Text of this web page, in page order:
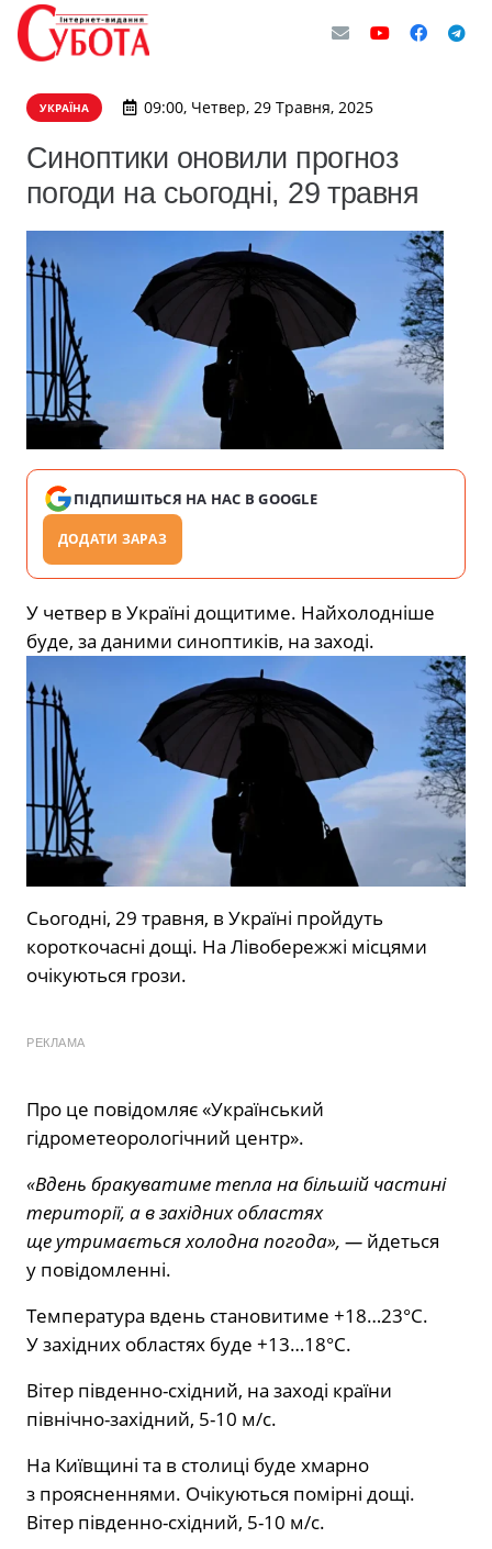
УКРАЇНА 09:00, Четвер, 29 Травня, 2025
Синоптики оновили прогноз
погоди на сьогодні, 29 травня
ПІДПИШІТЬСЯ НА НАС В GOOGLE
ДОДАТИ ЗАРАЗ
У четвер в Україні дощитиме. Найхолодніше
буде, за даними синоптиків, на заході.
Сьогодні, 29 травня, в Україні пройдуть
короткочасні дощі. На Лівобережжі місцями
очікуються грози.
РЕКЛАМА
Про це повідомляє«Український
гідрометеорологічний центр».
«Вдень бракуватиме тепла на більшій частині
території, а в західних областях
ще утримається холодна погода», — йдеться
у повідомленні.
Температура вдень становитиме +18…23°С.
У західних областях буде +13…18°С.
Вітер південно-східний, на заході країни
північно-західний, 5-10 м/с.
На Київщині та в столиці буде хмарно
з проясненнями. Очікуються помірні дощі.
Вітер південно-східний, 5-10 м/с.